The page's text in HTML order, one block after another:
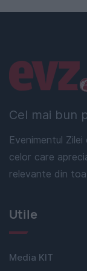
Cel mai bun
Evenimentul
celor care
relevante din
Linkuri utile
Utile
Media KIT